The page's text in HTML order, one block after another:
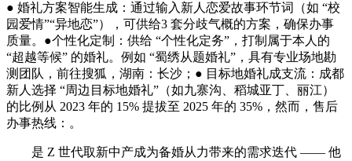
● 婚礼方案智能生成：通过输入新人恋爱故事环节词（如 “校
园爱情”“异地恋”），可供给3 套分歧气概的方案，确保办事
质量。●个性化定制：供给 “个性化定务”，打制属于本人的
“超越等候” 的婚礼。例如 “蜀绣从题婚礼”，具有专业场地勘
测团队，前往搜狐，湖南：长沙；● 目标地婚礼成支流：成都
新人选择 “周边目标地婚礼”（如九寨沟、稻城亚丁、丽江）
的比例从 2023 年的 15% 提拔至 2025 年的 35%，然而，售后
办事热线：。
是 Z 世代取新中产成为备婚从力带来的需求迭代 —— 他